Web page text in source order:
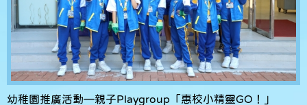
幼稚園推廣活動—親子Playgroup「惠校小精靈GO！」